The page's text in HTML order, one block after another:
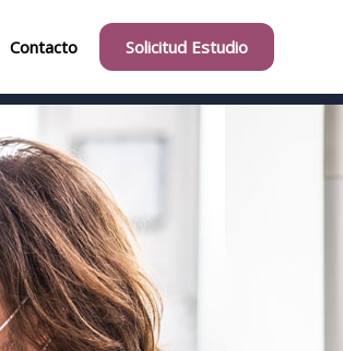
Contacto Solicitud Estudio